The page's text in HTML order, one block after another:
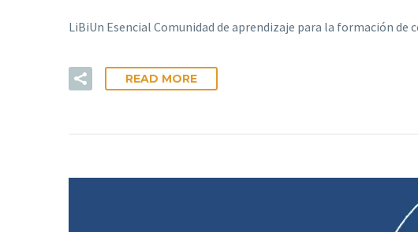
LiBiUn Esencial Comunidad de aprendizaje para la formación
READ MORE